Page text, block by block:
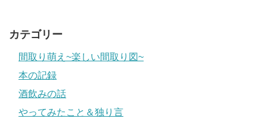
カテゴリー
間取り萌え~楽しい間取り図~
本の記録
酒飲みの話
やってみたこと＆独り言